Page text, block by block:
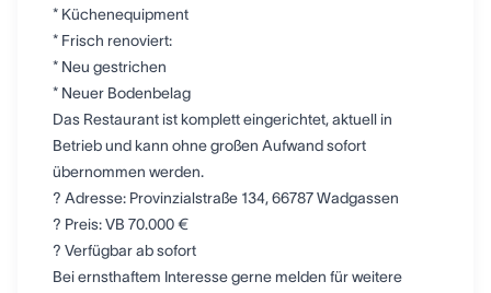
* Küchenequipment
* Frisch renoviert:
* Neu gestrichen
* Neuer Bodenbelag
Das Restaurant ist komplett eingerichtet, aktuell in
Betrieb und kann ohne großen Aufwand sofort
übernommen werden.
? Adresse: Provinzialstraße 134, 66787 Wadgassen
? Preis: VB 70.000 €
? Verfügbar ab sofort
Bei ernsthaftem Interesse gerne melden für weitere